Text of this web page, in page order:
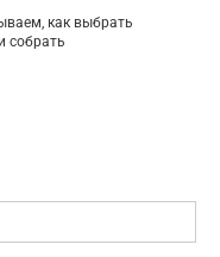
как выбрать
собрать